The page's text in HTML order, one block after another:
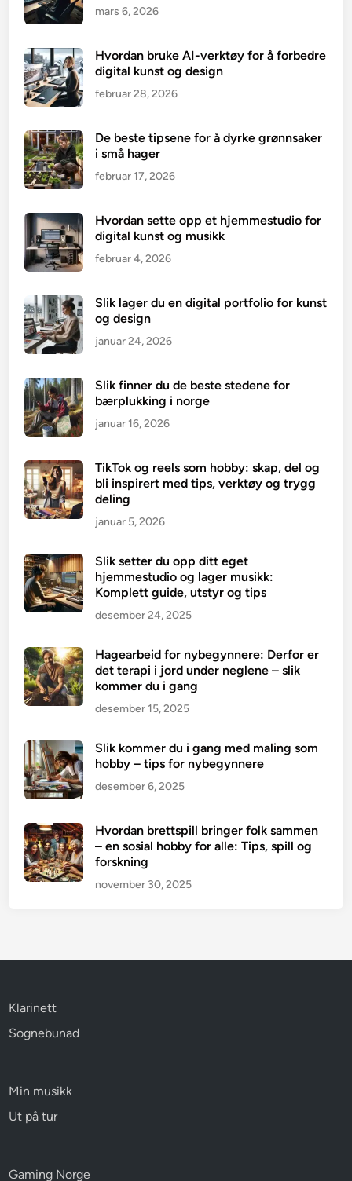
mars 6, 2026
Hvordan bruke AI-verktøy for å forbedre
digital kunst og design
februar 28, 2026
De beste tipsene for å dyrke grønnsaker
i små hager
februar 17, 2026
Hvordan sette opp et hjemmestudio for
digital kunst og musikk
februar 4, 2026
Slik lager du en digital portfolio for kunst
og design
januar 24, 2026
Slik finner du de beste stedene for
bærplukking i norge
januar 16, 2026
TikTok og reels som hobby: skap, del og
bli inspirert med tips, verktøy og trygg
deling
januar 5, 2026
Slik setter du opp ditt eget
hjemmestudio og lager musikk:
Komplett guide, utstyr og tips
desember 24, 2025
Hagearbeid for nybegynnere: Derfor er
det terapi i jord under neglene – slik
kommer du i gang
desember 15, 2025
Slik kommer du i gang med maling som
hobby – tips for nybegynnere
desember 6, 2025
Hvordan brettspill bringer folk sammen
– en sosial hobby for alle: Tips, spill og
forskning
november 30, 2025
Klarinett
Sognebunad
Min musikk
Ut på tur
Gaming Norge